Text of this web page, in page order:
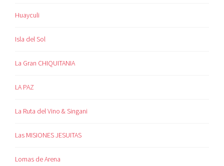
Huayculi
Isla del Sol
La Gran CHIQUITANIA
LA PAZ
La Ruta del Vino & Singani
Las MISIONES JESUITAS
Lomas de Arena